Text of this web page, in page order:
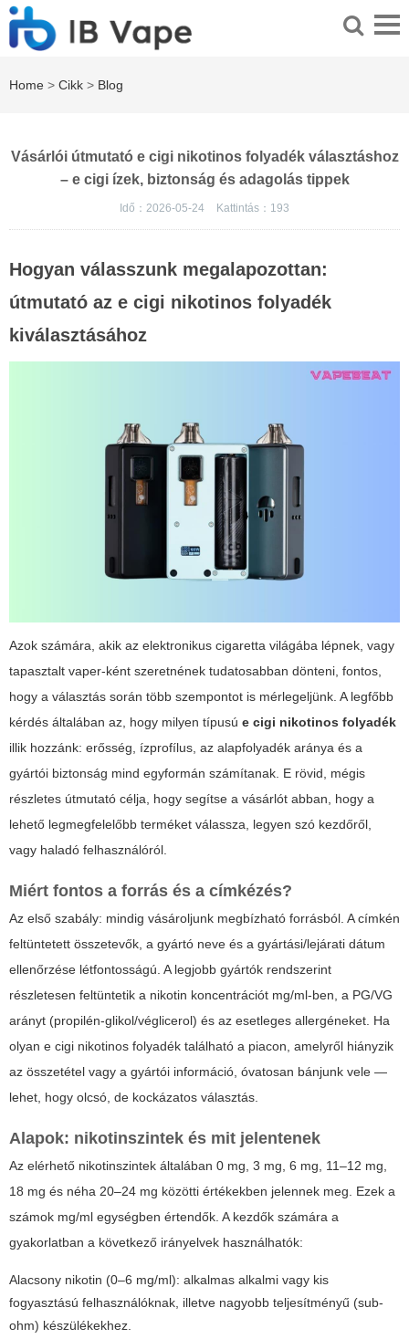
Home > Cikk > Blog
Vásárlói útmutató e cigi nikotinos folyadék választáshoz
– e cigi ízek, biztonság és adagolás tippek
Idő：2026-05-24 Kattintás： 193
Hogyan válasszunk megalapozottan:
útmutató az e cigi nikotinos folyadék
kiválasztásához
Azok számára, akik az elektronikus cigaretta világába lépnek, vagy
tapasztalt vaper-ként szeretnének tudatosabban dönteni, fontos,
hogy a választás során több szempontot is mérlegeljünk. A legfőbb
kérdés általában az, hogy milyen típusú e cigi nikotinos folyadék
illik hozzánk: erősség, ízprofílus, az alapfolyadék aránya és a
gyártói biztonság mind egyformán számítanak. E rövid, mégis
részletes útmutató célja, hogy segítse a vásárlót abban, hogy a
lehető legmegfelelőbb terméket válassza, legyen szó kezdőről,
vagy haladó felhasználóról.
Miért fontos a forrás és a címkézés?
Az első szabály: mindig vásároljunk megbízható forrásból. A címkén
feltüntetett összetevők, a gyártó neve és a gyártási/lejárati dátum
ellenőrzése létfontosságú. A legjobb gyártók rendszerint
részletesen feltüntetik a nikotin koncentrációt mg/ml-ben, a PG/VG
arányt (propilén-glikol/véglicerol) és az esetleges allergéneket. Ha
olyan e cigi nikotinos folyadék található a piacon, amelyről hiányzik
az összetétel vagy a gyártói információ, óvatosan bánjunk vele —
lehet, hogy olcsó, de kockázatos választás.
Alapok: nikotinszintek és mit jelentenek
Az elérhető nikotinszintek általában 0 mg, 3 mg, 6 mg, 11–12 mg,
18 mg és néha 20–24 mg közötti értékekben jelennek meg. Ezek a
számok mg/ml egységben értendők. A kezdők számára a
gyakorlatban a következő irányelvek használhatók:
Alacsony nikotin (0–6 mg/ml): alkalmas alkalmi vagy kis
fogyasztású felhasználóknak, illetve nagyobb teljesítményű (sub-
ohm) készülékekhez.